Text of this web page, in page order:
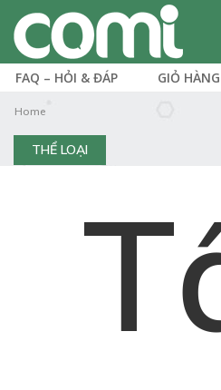
FAQ – HỎI & ĐÁP GIỎ HÀNG
Home
THỂ LOẠI